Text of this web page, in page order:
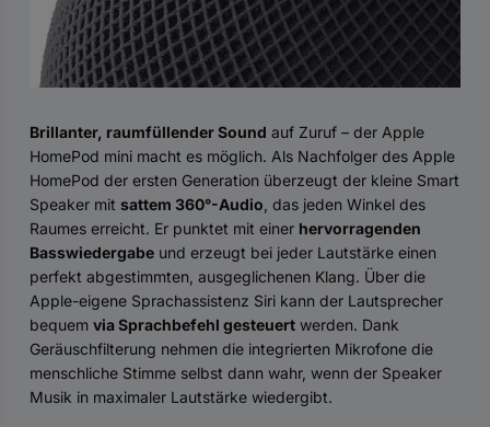
Brillanter, raumfüllender Sound auf Zuruf – der Apple
HomePod mini macht es möglich. Als Nachfolger des Apple
HomePod der ersten Generation überzeugt der kleine Smart
Speaker mit sattem 360°-Audio , das jeden Winkel des
Raumes erreicht. Er punktet mit einer hervorragenden
Basswiedergabe und erzeugt bei jeder Lautstärke einen
perfekt abgestimmten, ausgeglichenen Klang. Über die
Apple-eigene Sprachassistenz Siri kann der Lautsprecher
bequem via Sprachbefehl gesteuert werden. Dank
Geräuschfilterung nehmen die integrierten Mikrofone die
menschliche Stimme selbst dann wahr, wenn der Speaker
Musik in maximaler Lautstärke wiedergibt.